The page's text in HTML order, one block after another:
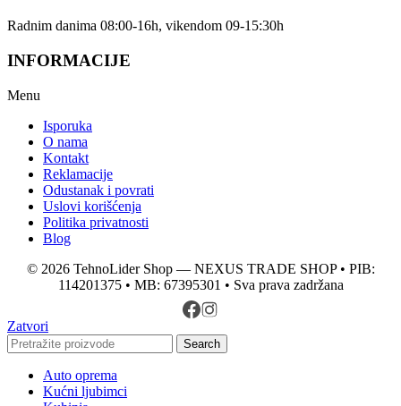
Radnim danima 08:00-16h, vikendom 09-15:30h
INFORMACIJE
Menu
Isporuka
O nama
Kontakt
Reklamacije
Odustanak i povrati
Uslovi korišćenja
Politika privatnosti
Blog
© 2026 TehnoLider Shop — NEXUS TRADE SHOP • PIB:
114201375 • MB: 67395301 • Sva prava zadržana
Zatvori
Search
Auto oprema
Kućni ljubimci